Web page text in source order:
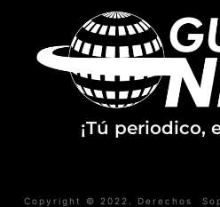
¡Tú periodico,
Copyright © 2022. Derechos